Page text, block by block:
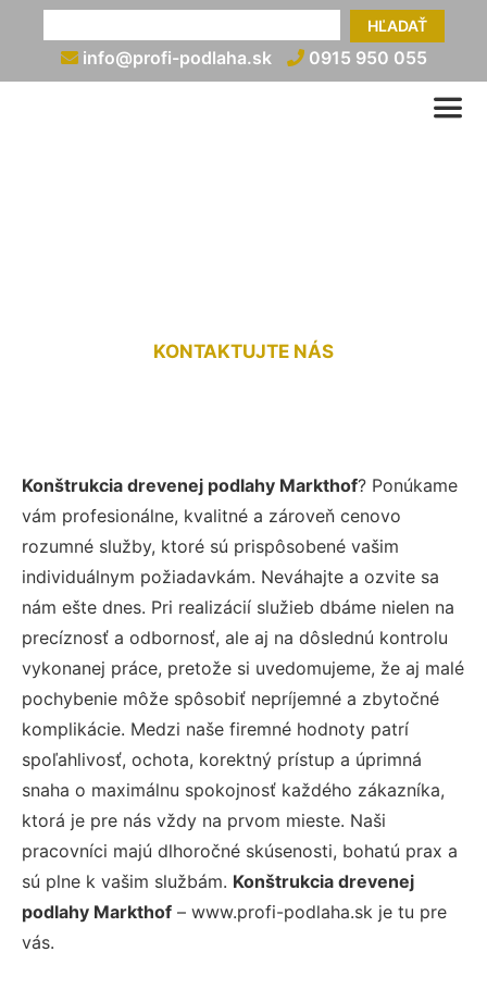
HĽADAŤ
info@profi-podlaha.sk 0915 950 055
KONTAKTUJTE NÁS
Konštrukcia drevenej podlahy Markthof? Ponúkame
vám profesionálne, kvalitné a zároveň cenovo
rozumné služby, ktoré sú prispôsobené vašim
individuálnym požiadavkám. Neváhajte a ozvite sa
nám ešte dnes. Pri realizácií služieb dbáme nielen na
precíznosť a odbornosť, ale aj na dôslednú kontrolu
vykonanej práce, pretože si uvedomujeme, že aj malé
pochybenie môže spôsobiť nepríjemné a zbytočné
komplikácie. Medzi naše firemné hodnoty patrí
spoľahlivosť, ochota, korektný prístup a úprimná
snaha o maximálnu spokojnosť každého zákazníka,
ktorá je pre nás vždy na prvom mieste. Naši
pracovníci majú dlhoročné skúsenosti, bohatú prax a
sú plne k vašim službám. Konštrukcia drevenej
podlahy Markthof – www.profi-podlaha.sk je tu pre
vás.